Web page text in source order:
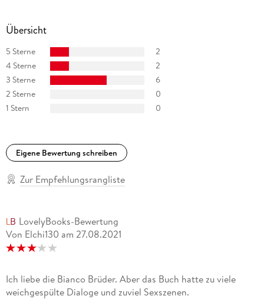
Übersicht
5 Sterne
2
4 Sterne
2
3 Sterne
6
2 Sterne
0
1 Stern
0
Eigene Bewertung schreiben
Zur Empfehlungsrangliste
LovelyBooks-Bewertung
Von Elchi130 am 27.08.2021
Ich liebe die Bianco Brüder. Aber das Buch hatte zu viele
weichgespülte Dialoge und zuviel Sexszenen.